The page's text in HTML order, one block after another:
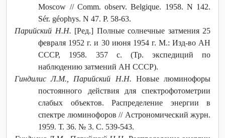
Moscow // Comm. оbserv. Belgique. 1958. N 142.
Sér. géophys. N 47. P. 58-63.
Парийский Н.Н. [Ред.] Полные солнечные затмения 25
февраля 1952 г. и 30 июня 1954 г. М.: Изд-во АН
СССР, 1958. 357 с. (Тр. экспедиций по
наблюдению затмений АН СССР).
Гиндилис Л.М., Парийский Н.Н. Новые люминофоры
постоянного действия для спектрофотометрии
слабых объектов. Распределение энергии в
спектре люминофоров // Астрономический журн.
1959. Т. 36. № 3. С. 539-543.